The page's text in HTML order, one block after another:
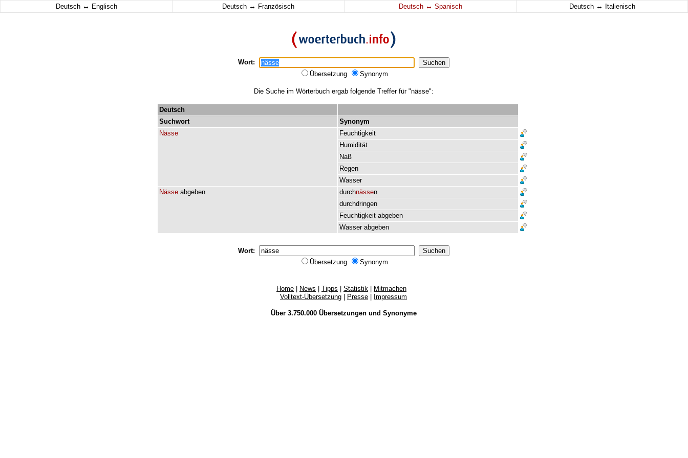
Deutsch ↔ Englisch Deutsch ↔ Französisch Deutsch ↔ Spanisch Deutsch ↔ Italienisch
Wort:
Übersetzung
Synonym
Die Suche im Wörterbuch ergab folgende Treffer für "nässe":
Deutsch
Suchwort
Synonym
Nässe
Feuchtigkeit
Humidität
Naß
Regen
Wasser
Nässe abgeben durchnässen
durchdringen
Feuchtigkeit abgeben
Wasser abgeben
Wort:
Übersetzung
Synonym
Home News Tipps Statistik
Mitmachen
Volltext-Übersetzung
Presse Impressum
Über 3.750.000 Übersetzungenund Synonyme